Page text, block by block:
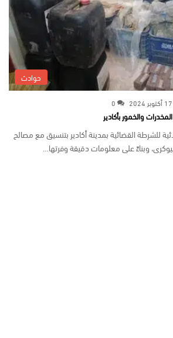
حوادث
17 أكتوبر 2024 0
والخمور بأكادير
للشرطة القضائية بمدينة أكادير بتنسيق مع مصالح
وبناءً على معلومات دقيقة وفرتها…